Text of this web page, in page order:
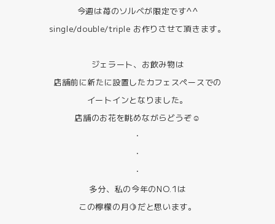
今週は苺のソルベが限定です^^
single/double/triple お作りさせて頂きます。
ジェラート、お飲み物は
店舗前に新たに設置したカフェスペースでの
イートインとなりました。
店舗のお花を眺めながらどうぞ☺️
・
・
・
多分、私の今年のNO.1は
この檸檬の月🍋だと思います。